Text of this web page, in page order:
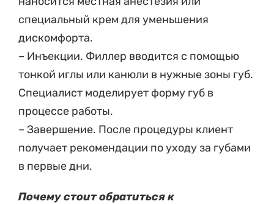
специальный крем для уменьшения
дискомфорта.
– Инъекции. Филлер вводится с помощью
тонкой иглы или канюли в нужные зоны губ.
Специалист моделирует форму губ в
процессе работы.
– Завершение. После процедуры клиент
получает рекомендации по уходу за губами
в первые дни.
Почему стоит обратиться к